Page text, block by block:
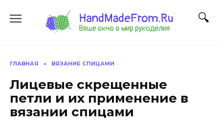
содержанию
ГЛАВНАЯ » ВЯЗАНИЕ СПИЦАМИ
Лицевые скрещенные
петли и их применение в
вязании спицами